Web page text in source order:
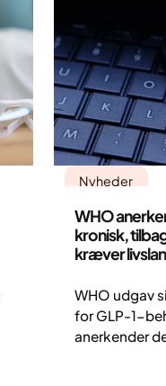
Nyheder
WHO
kronisk,
kræver
WHO udgav
for GLP-1-
anerkender